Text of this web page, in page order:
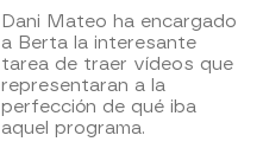
Dani Mateo ha encargado
a Berta la interesante
tarea de traer vídeos que
representaran a la
perfección de qué iba
aquel programa.